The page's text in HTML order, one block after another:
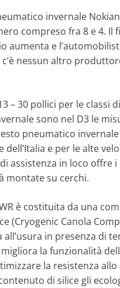
invernale
compreso fra 8 e 4. Il
aumenta e
nessun altro
– 30 pollici per le classi
sono nel D3 le
pneumatico
e per le alte
assistenza in loco offre i
montate su cerchi.
è costituita da una
(Cryogenic Canola
in presenza di
la funzionalità
la resistenza
di silice gli